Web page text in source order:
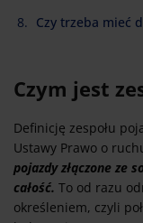
Czy trzeba mieć
Czym jest
Definicję zespołu
Ustawy Prawo o
pojazdy złączone ze
całość. To od razu
określeniem, czyli